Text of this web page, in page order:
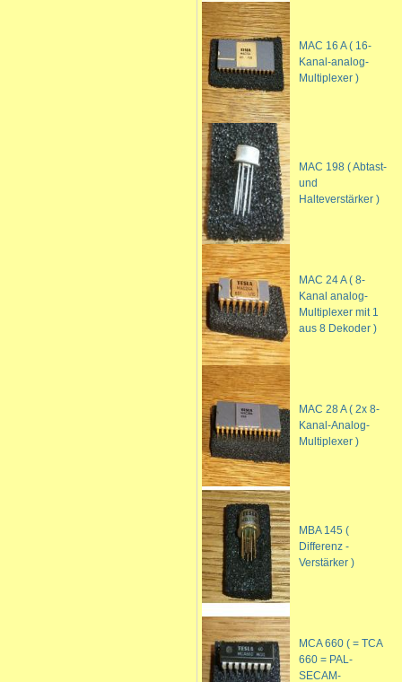
MAC 16 A ( 16-
Kanal-analog-
Multiplexer )
MAC 198 ( Abtast-
und
Halteverstärker )
MAC 24 A ( 8-
Kanal analog-
Multiplexer mit 1
aus 8 Dekoder )
MAC 28 A ( 2x 8-
Kanal-Analog-
Multiplexer )
MBA 145 (
Differenz -
Verstärker )
MCA 660 ( = TCA
660 = PAL-
SECAM-